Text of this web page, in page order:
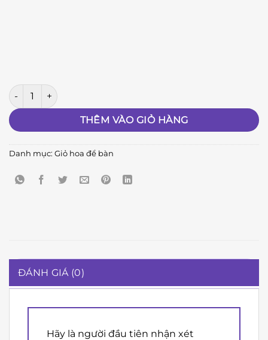
⭐︎⭐︎⭐︎⭐︎⭐︎ số lượng
THÊM VÀO GIỎ HÀNG
Danh mục: Giỏ hoa để bàn
ĐÁNH GIÁ (0)
Hãy là người đầu tiên nhận xét